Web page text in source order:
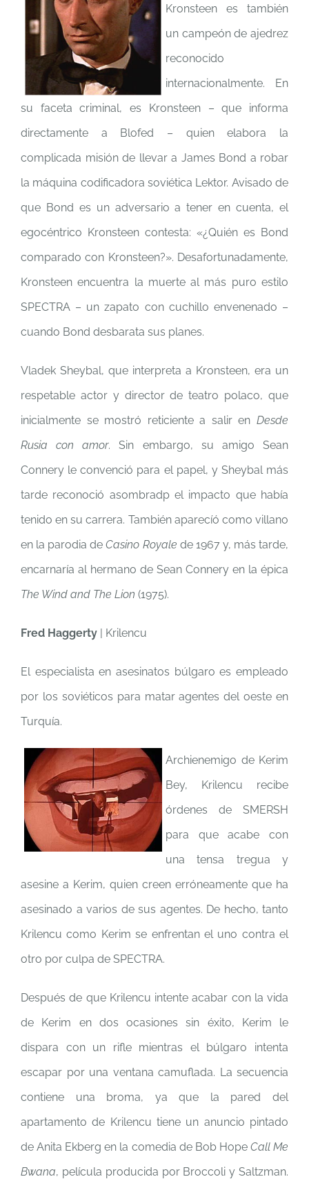
Kronsteen es también
un campeón de ajedrez
reconocido
internacionalmente. En
su faceta criminal, es Kronsteen – que informa
directamente a Blofed – quien elabora la
complicada misión de llevar a James Bond a robar
la máquina codificadora soviética Lektor. Avisado de
que Bond es un adversario a tener en cuenta, el
egocéntrico Kronsteen contesta: «¿Quién es Bond
comparado con Kronsteen?». Desafortunadamente,
Kronsteen encuentra la muerte al más puro estilo
SPECTRA – un zapato con cuchillo envenenado –
cuando Bond desbarata sus planes.
Vladek Sheybal, que interpreta a Kronsteen, era un
respetable actor y director de teatro polaco, que
inicialmente se mostró reticiente a salir en Desde
Rusia con amor. Sin embargo, su amigo Sean
Connery le convenció para el papel, y Sheybal más
tarde reconoció asombradp el impacto que había
tenido en su carrera. También aparecíó como villano
en la parodia deCasino Royale de 1967 y, más tarde,
encarnaría al hermano de Sean Connery en la épica
The Wind and The Lion (1975).
Fred Haggerty | Krilencu
El especialista en asesinatos búlgaro es empleado
por los soviéticos para matar agentes del oeste en
Turquía.
Archienemigo de Kerim
Bey, Krilencu recibe
órdenes de SMERSH
para que acabe con
una tensa tregua y
asesine a Kerim, quien creen erróneamente que ha
asesinado a varios de sus agentes. De hecho, tanto
Krilencu como Kerim se enfrentan el uno contra el
otro por culpa de SPECTRA.
Después de que Krilencu intente acabar con la vida
de Kerim en dos ocasiones sin éxito, Kerim le
dispara con un rifle mientras el búlgaro intenta
escapar por una ventana camuflada. La secuencia
contiene una broma, ya que la pared del
apartamento de Krilencu tiene un anuncio pintado
de Anita Ekberg en la comedia de Bob Hope Call Me
Bwana, película producida por Broccoli y Saltzman.